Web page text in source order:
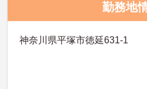
勤務地
神奈川県平塚市徳延631-1